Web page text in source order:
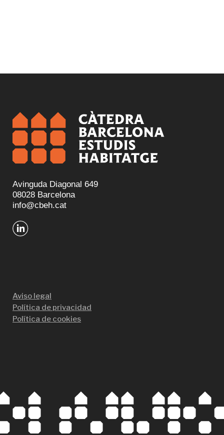
Avinguda Diagonal 649
08028 Barcelona
info@cbeh.cat
Aviso legal
Política de privacidad
Política de cookies